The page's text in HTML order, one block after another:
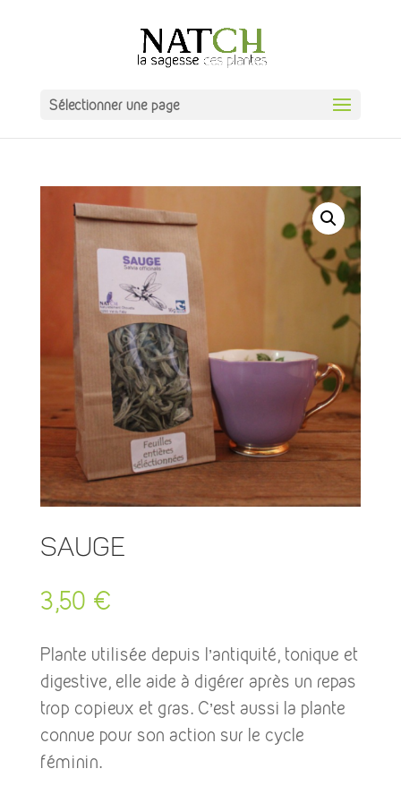
Sélectionner une page
Sauge
3,50 €
Plante utilisée depuis l’antiquité, tonique et
digestive, elle aide à digérer après un repas
trop copieux et gras. C’est aussi la plante
connue pour son action sur le cycle
féminin.